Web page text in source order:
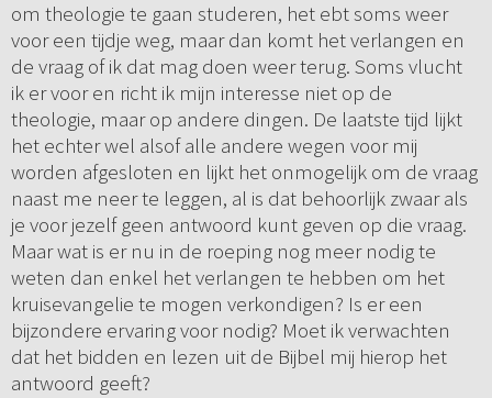
om theologie te gaan studeren, het ebt soms weer
voor een tijdje weg, maar dan komt het verlangen en
de vraag of ik dat mag doen weer terug. Soms vlucht
ik er voor en richt ik mijn interesse niet op de
theologie, maar op andere dingen. De laatste tijd lijkt
het echter wel alsof alle andere wegen voor mij
worden afgesloten en lijkt het onmogelijk om de vraag
naast me neer te leggen, al is dat behoorlijk zwaar als
je voor jezelf geen antwoord kunt geven op die vraag.
Maar wat is er nu in de roeping nog meer nodig te
weten dan enkel het verlangen te hebben om het
kruisevangelie te mogen verkondigen? Is er een
bijzondere ervaring voor nodig? Moet ik verwachten
dat het bidden en lezen uit de Bijbel mij hierop het
antwoord geeft?